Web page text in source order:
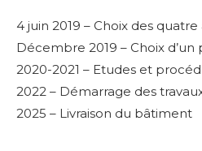
4 juin 2019 – Choix des
Décembre 2019 – Choix
2020-2021 – Etudes et
2022 – Démarrage des
2025 – Livraison du bâtiment